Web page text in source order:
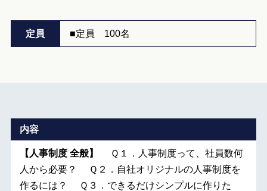
定員 ■定員 100名
内容
【人事制度 全般】
Ｑ１．人事制度って、社員数何
人から必要？ Ｑ２．自社オリジナルの人事制度を
作るには？ Ｑ３．できるだけシンプルに作りた